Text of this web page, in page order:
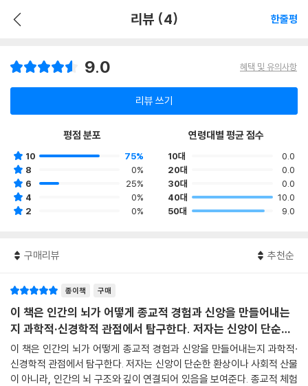
리뷰 (4) 한줄평
9.0 혜택 및 유의사항
리뷰 쓰기
평점 분포
10
75%
8
0%
6
25%
4
0%
2
0%
연령대별 평균 점수
10대
0.0
20대
0.0
30대
0.0
40대
10.0
50대
9.0
구매리뷰 추천순
종이책 구매
이 책은 인간의 뇌가 어떻게 종교적 경험과 신앙을 만들어내는
지 과학적·신경학적 관점에서 탐구한다. 저자는 신앙이 단순한
환상이나 사회적 산물이 아니라, 인간의 뇌 구조와 깊이 연결
이 책은 인간의 뇌가 어떻게 종교적 경험과 신앙을 만들어내는지 과학적·
신경학적 관점에서 탐구한다. 저자는 신앙이 단순한 환상이나 사회적 산물
이 아니라, 인간의 뇌 구조와 깊이 연결되어 있음을 보여준다. 종교적 체험